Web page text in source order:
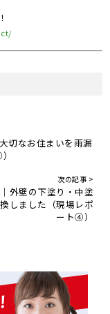
市T様邸｜外壁塗装・軒
切なお住まいを雨漏
次の記事 >
外壁の下塗り・中塗
しました（現場レポ
ート④）